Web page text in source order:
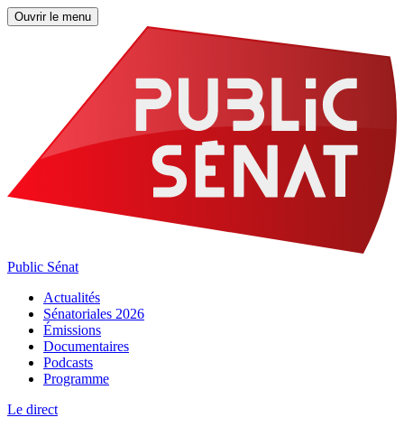
Ouvrir le menu
Public Sénat
Actualités
Sénatoriales 2026
Émissions
Documentaires
Podcasts
Programme
Le direct